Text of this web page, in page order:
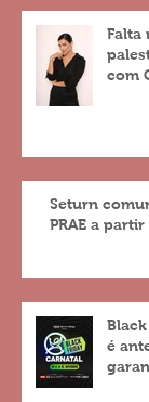
Falta
com
Seturn
PRAE a
é